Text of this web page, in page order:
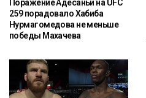
Поражение Адесаньи на UFC
259 порадовало Хабиба
Нурмагомедова не меньше
победы Махачева